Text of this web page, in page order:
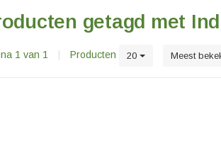
getagd met
1 van 1 Producten 20 Meest